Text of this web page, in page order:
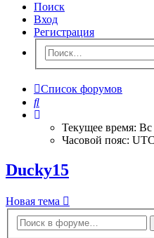
Поиск
Вход
Регистрация
Список форумов
Поиск
Текущее время: Вс
Часовой пояс:
Ducky15
Новая тема